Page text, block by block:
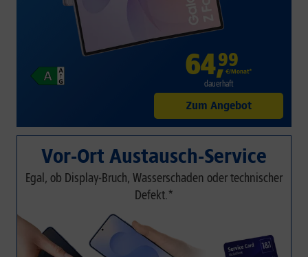
64,99
€/Monat*
dauerhaft
Zum Angebot
Vor-Ort Austausch-Service
Egal, ob Display-Bruch, Wasserschaden oder technischer
Defekt.*